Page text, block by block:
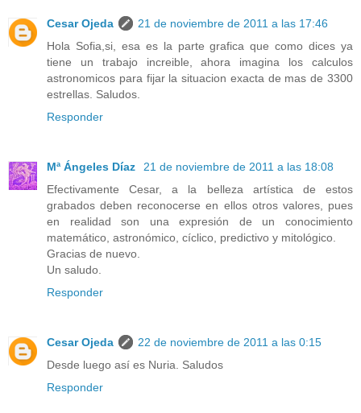
Cesar Ojeda
21 de noviembre de 2011 a las 17:46
Hola Sofia,si, esa es la parte grafica que como dices ya
tiene un trabajo increible, ahora imagina los calculos
astronomicos para fijar la situacion exacta de mas de 3300
estrellas. Saludos.
Responder
Mª Ángeles Díaz
21 de noviembre de 2011 a las 18:08
Efectivamente Cesar, a la belleza artística de estos
grabados deben reconocerse en ellos otros valores, pues
en realidad son una expresión de un conocimiento
matemático, astronómico, cíclico, predictivo y mitológico.
Gracias de nuevo.
Un saludo.
Responder
Cesar Ojeda
22 de noviembre de 2011 a las 0:15
Desde luego así es Nuria. Saludos
Responder